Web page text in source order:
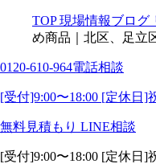
TOP 現場情報ブログ
め商品｜北区、足立
0120-610-964電話相談
[受付]9:00〜18:00 [定休日]
無料見積もり LINE相談
[受付]9:00〜18:00 [定休日]